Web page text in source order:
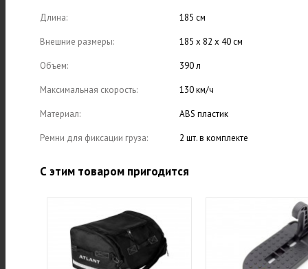
Длина: 185 см
Внешние размеры: 185 х 82 х 40 см
Объем: 390 л
Максимальная скорость: 130 км/ч
Материал: ABS пластик
Ремни для фиксации груза: 2 шт. в комплекте
С этим товаром пригодится